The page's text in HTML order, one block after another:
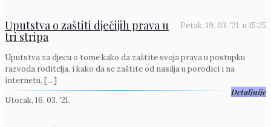
Petak, 19. 03. '21. u15:25
Uputstva o zaštiti dječijih prava u
tri stripa
Uputstva za djecu o tome kako da zaštite svoja prava u postupku
razvoda roditelja, i kako da se zaštite od nasilja u porodici i na
internetu, […]
Detaljnije
Utorak, 16. 03. '21.